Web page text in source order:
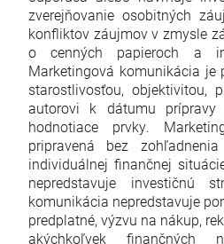
zverejňovanie osobitných
konfliktov záujmov v zmysle
o cenných papieroch a
Marketingová komunikácia je
starostlivosťou, objektivitou,
autorovi k dátumu prípravy
hodnotiace prvky.
pripravená bez
individuálnej finančnej
nepredstavuje investičnú
komunikácia nepredstavuje
predplatné, výzvu na nákup,
akýchkoľvek finančných